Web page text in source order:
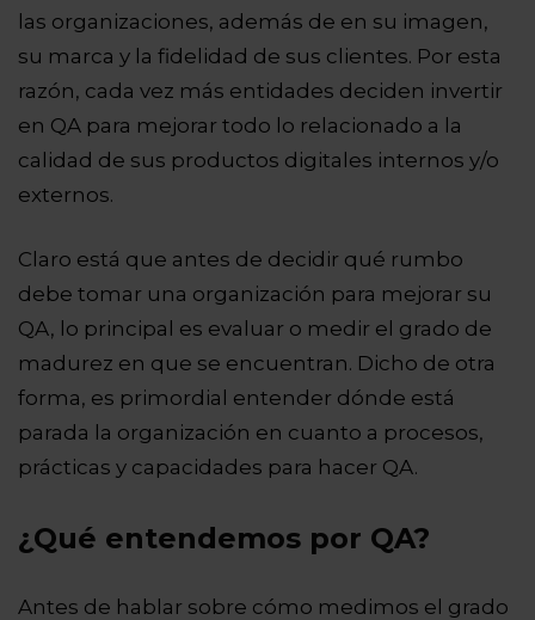
las organizaciones, además de en su imagen,
su marca y la fidelidad de sus clientes. Por esta
razón, cada vez más entidades deciden invertir
en QA para mejorar todo lo relacionado a la
calidad de sus productos digitales internos y/o
externos.
Claro está que antes de decidir qué rumbo
debe tomar una organización para mejorar su
QA, lo principal es evaluar o medir el grado de
madurez en que se encuentran. Dicho de otra
forma, es primordial entender dónde está
parada la organización en cuanto a procesos,
prácticas y capacidades para hacer QA.
¿Qué entendemos por QA?
Antes de hablar sobre cómo medimos el grado